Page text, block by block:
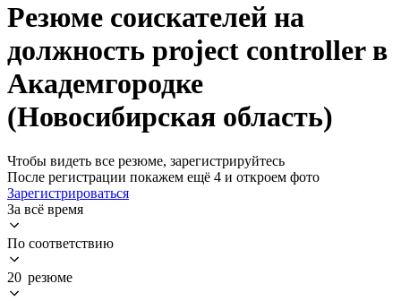
Резюме соискателей на
должность project controller в
Академгородке
(Новосибирская область)
Чтобы видеть все резюме, зарегистрируйтесь
После регистрации покажем ещё 4 и откроем фото
Зарегистрироваться
За всё время
По соответствию
20 резюме